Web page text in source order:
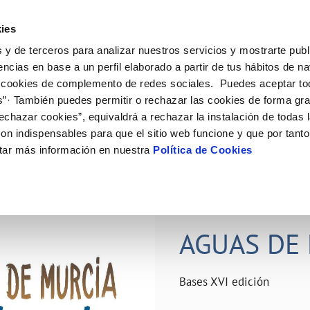
y de terceros para analizar nuestros servicios y mostrarte
en base a un perfil elaborado a partir de tus hábitos de
de complemento de redes sociales. Puedes aceptar
También puedes permitir o rechazar las cookies de forma
cookies”, equivaldrá a rechazar la instalación de todas
indispensables para que el sitio web funcione y que por
más información en nuestra Política de Cookies
de titular
de suministro
MODIFICACIÓN DE DATOS
Actualizar datos bancários
Actualizar datos de
VER TODAS LAS GESTIONES
Tu Servicio
AL CLIENTE
contacto
COMPROMISO DE SERVICIO
Carta de compromisos
Customer Counsel (Defensa del
Tu Agua
del agua
consumidor
CUIDADOS DEL AGUA
Consejos de ahorro
Depósitos comunitarios
comunitarios
Conócenos
DE GESTIÓN Y CERTIFICADOS
PERFIL DEL CONTRATANTE
Plataforma de contratación del
público
Licitaciones en curso
AGUAS
Bases XVI edición